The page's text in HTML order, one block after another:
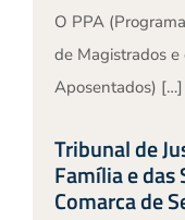
O PPA
de Magistrados e
Aposentados) […]
Tribunal de
Família e das
Comarca de